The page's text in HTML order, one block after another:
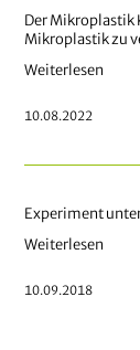
Der Mikroplastik
Mikroplastik zu
Weiterlesen
10.08.2022
Experiment
Weiterlesen
10.09.2018